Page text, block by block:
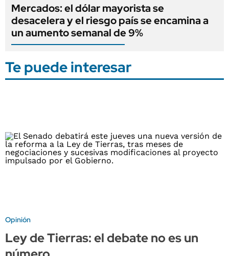
Mercados: el dólar mayorista se
desacelera y el riesgo país se encamina a
un aumento semanal de 9%
Te puede interesar
Opinión
Ley de Tierras: el debate no es un